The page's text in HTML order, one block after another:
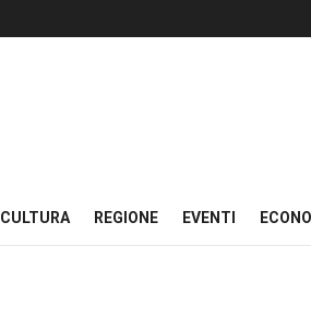
CULTURA REGIONE EVENTI